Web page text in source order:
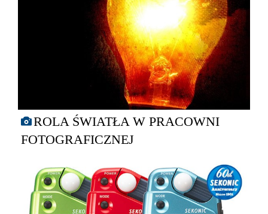
ROLA ŚWIATŁA W PRACOWNI
FOTOGRAFICZNEJ